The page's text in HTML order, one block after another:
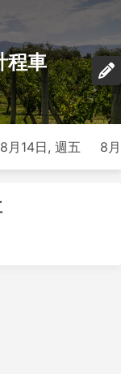
程車
8月14日, 週五 8